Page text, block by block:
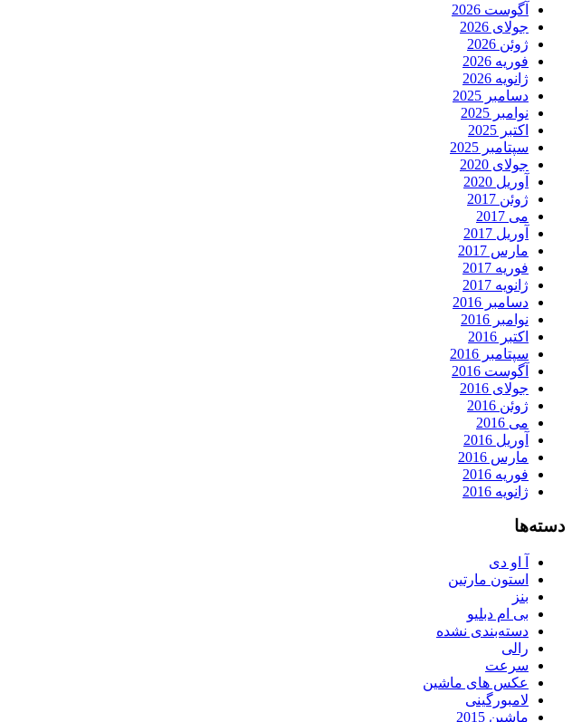
آگوست 2026
جولای 2026
ژوئن 2026
فوریه 2026
ژانویه 2026
دسامبر 2025
نوامبر 2025
اکتبر 2025
سپتامبر 2025
جولای 2020
آوریل 2020
ژوئن 2017
می 2017
آوریل 2017
مارس 2017
فوریه 2017
ژانویه 2017
دسامبر 2016
نوامبر 2016
اکتبر 2016
سپتامبر 2016
آگوست 2016
جولای 2016
ژوئن 2016
می 2016
آوریل 2016
مارس 2016
فوریه 2016
ژانویه 2016
دسته‌ها
آ او دی
استون مارتین
بنز
بی ام دبلیو
دسته‌بندی نشده
رالی
سرعت
عکس های ماشین
لامبورگینی
ماشین 2015